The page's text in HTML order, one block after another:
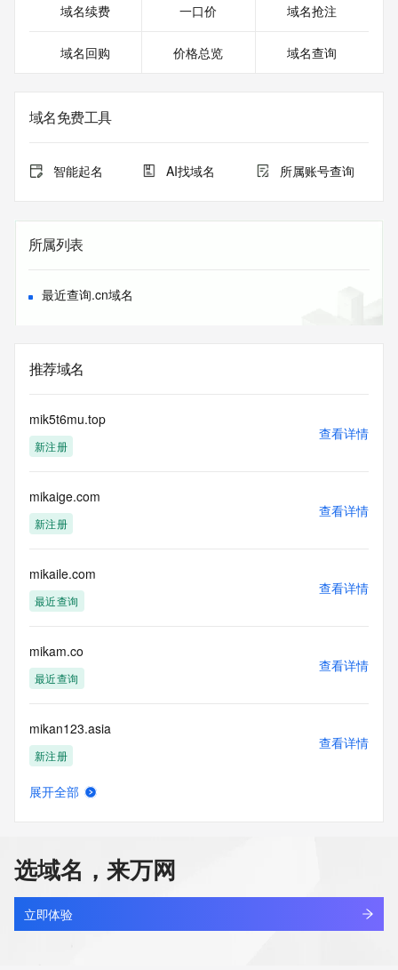
域名续费 一口价 域名抢注
域名回购 价格总览 域名查询
域名免费工具
智能起名 AI找域名 所属账号查询
所属列表
最近查询.cn域名
推荐域名
mik5t6mu.top
新注册
查看详情
mikaige.com
新注册
查看详情
mikaile.com
最近查询
查看详情
mikam.co
最近查询
查看详情
mikan123.asia
新注册
查看详情
mikatesi.com
新注册
查看详情
展开全部
选域名，来万网
立即体验